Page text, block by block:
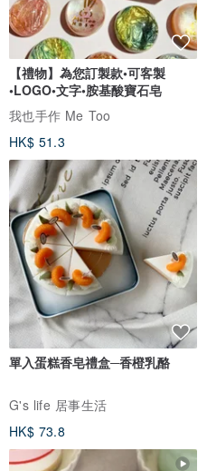
【禮物】為您訂製款•可客製
•LOGO•文字•胺基酸寶石皂
我也手作 Me Too
HK$ 51.3
單入蛋糕香皂禮盒─香橙乳酪
G's life 居事生活
HK$ 73.8